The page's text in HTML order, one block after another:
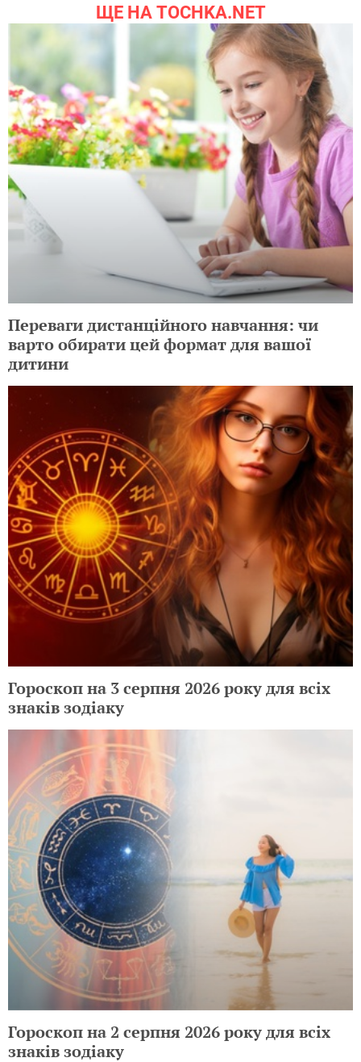
ЩЕ НА TOCHKA.NET
Переваги дистанційного навчання: чи
варто обирати цей формат для вашої
дитини
Гороскоп на 3 серпня 2026 року для всіх
знаків зодіаку
Гороскоп на 2 серпня 2026 року для всіх
знаків зодіаку